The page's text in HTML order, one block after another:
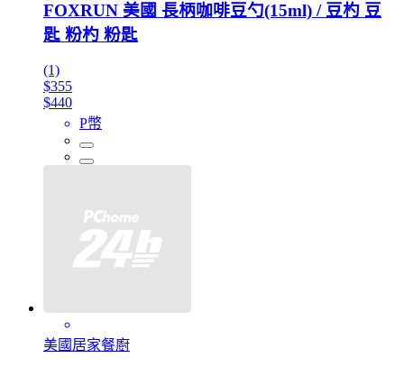
FOXRUN 美國 長柄咖啡豆勺(15ml) / 豆杓 豆
匙 粉杓 粉匙
(1)
$355
$440
P幣
美國居家餐廚